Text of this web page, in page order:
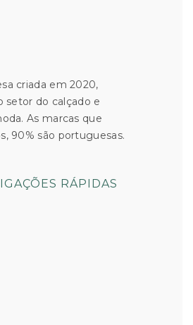
criada em 2020,
setor do calçado e
As marcas que
90% são portuguesas.
RÁPIDAS